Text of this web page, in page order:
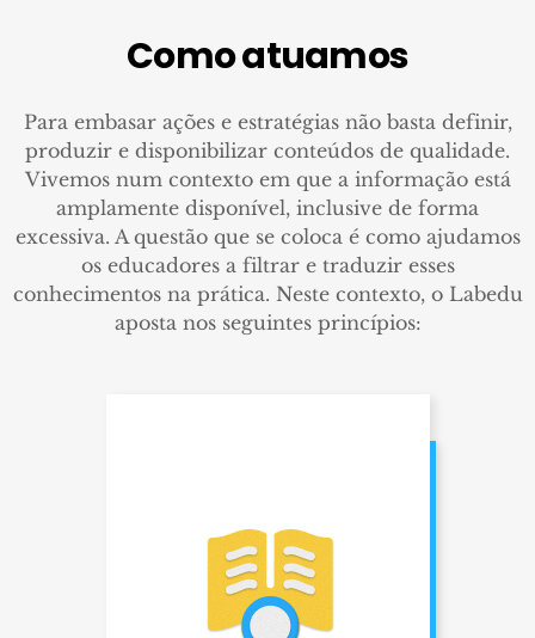
Como atuamos
Para embasar ações e estratégias não basta definir,
produzir e disponibilizar conteúdos de qualidade.
Vivemos num contexto em que a informação está
amplamente disponível, inclusive de forma
excessiva. A questão que se coloca é como ajudamos
os educadores a filtrar e traduzir esses
conhecimentos na prática. Neste contexto, o Labedu
aposta nos seguintes princípios:
partida e de chegada da
nossa pesquisa.
Investigamos como as
políticas são desenhadas,